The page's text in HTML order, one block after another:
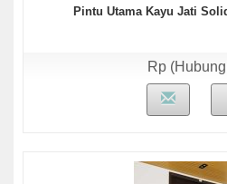
Pintu Utama Kayu Jati
Rp